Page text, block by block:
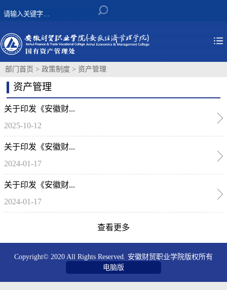
部门首页 > 政策制度 > 资产管理
资产管理
关于印发《安徽财...
2025-10-12
关于印发《安徽财...
2024-01-17
关于印发《安徽财...
2024-01-17
查看更多
Copyright© 2020 All Rights Reserved. 安徽财贸职业学院版权所有
电脑版